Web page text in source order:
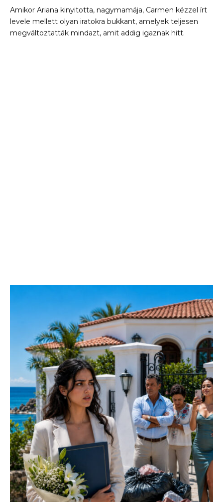
Amikor Ariana kinyitotta, nagymamája, Carmen kézzel írt
levele mellett olyan iratokra bukkant, amelyek teljesen
megváltoztatták mindazt, amit addig igaznak hitt.